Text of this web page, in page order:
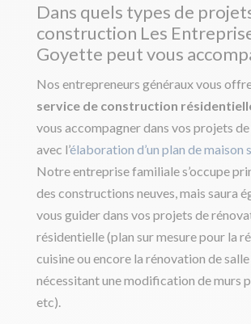
Dans quels types de
construction Les
Goyette peut vous
Nos entrepreneurs généraux vous
service de construction
vous accompagner dans vos projets
avec l’élaboration d’un plan de maison
Notre entreprise familiale s’occupe
des constructions neuves, mais saura
vous guider dans vos projets de
résidentielle (plan sur mesure pour la
cuisine ou encore la rénovation de
nécessitant une modification de murs
etc).